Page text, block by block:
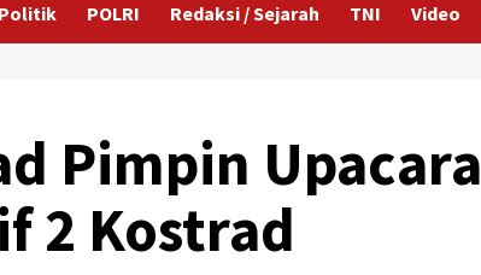
Politik POLRI Redaksi / Sejarah TNI Video
Pimpin Upacara
2 Kostrad